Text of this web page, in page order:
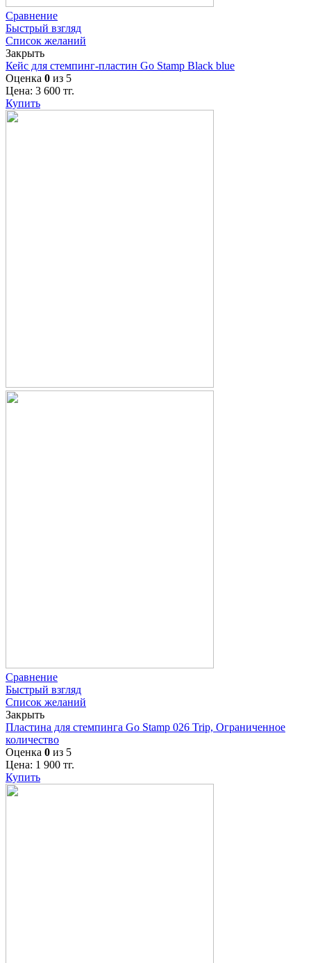
Сравнение
Быстрый взгляд
Список желаний
Закрыть
Кейс для стемпинг-пластин Go Stamp Black blue
Оценка 0 из 5
Цена: 3 600 тг.
Купить
Сравнение
Быстрый взгляд
Список желаний
Закрыть
Пластина для стемпинга Go Stamp 026 Trip, Ограниченное
количество
Оценка 0 из 5
Цена: 1 900 тг.
Купить